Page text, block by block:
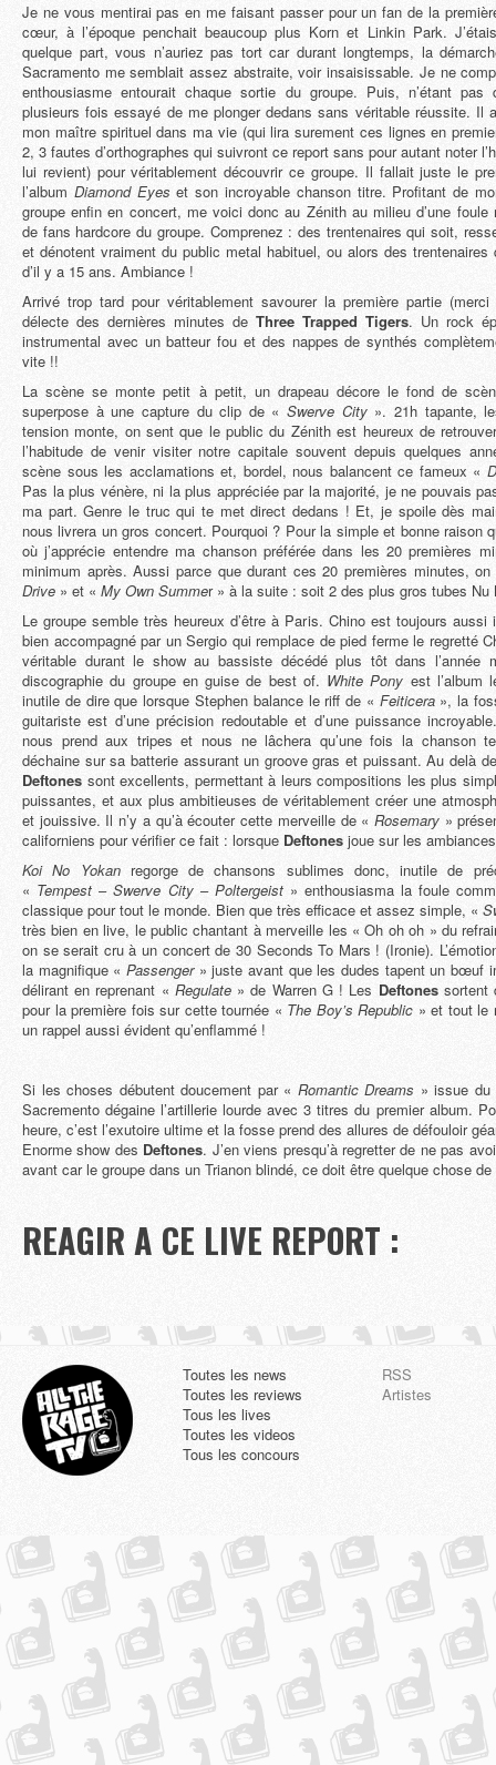
Je ne vous mentirai pas en me faisant passer pour un fan de la
cœur, à l’époque penchait beaucoup plus Korn et Linkin Park.
quelque part, vous n’auriez pas tort car durant longtemps, la
Sacramento me semblait assez abstraite, voir insaisissable. Je ne
enthousiasme entourait chaque sortie du groupe. Puis, n’étant pas
plusieurs fois essayé de me plonger dedans sans véritable réussite. Il
mon maître spirituel dans ma vie (qui lira surement ces lignes en
2, 3 fautes d’orthographes qui suivront ce report sans pour autant noter
lui revient) pour véritablement découvrir ce groupe. Il fallait juste le
l’album Diamond Eyes et son incroyable chanson titre. Profitant de
groupe enfin en concert, me voici donc au Zénith au milieu d’une foule
de fans hardcore du groupe. Comprenez : des trentenaires qui soit,
et dénotent vraiment du public metal habituel, ou alors des trentenaires
d’il y a 15 ans. Ambiance !
Arrivé trop tard pour véritablement savourer la première partie
délecte des dernières minutes de Three Trapped Tigers. Un rock
instrumental avec un batteur fou et des nappes de synthés
vite !!
La scène se monte petit à petit, un drapeau décore le fond de
superpose à une capture du clip de « Swerve City». 21h tapante,
tension monte, on sent que le public du Zénith est heureux de
l’habitude de venir visiter notre capitale souvent depuis quelques
scène sous les acclamations et, bordel, nous balancent ce fameux «
Pas la plus vénère, ni la plus appréciée par la majorité, je ne pouvais
ma part. Genre le truc qui te met direct dedans ! Et, je spoile dès
nous livrera un gros concert. Pourquoi ? Pour la simple et bonne raison
où j’apprécie entendre ma chanson préférée dans les 20 premières
minimum après. Aussi parce que durant ces 20 premières minutes,
Drive » et « My Own Summer » à la suite : soit 2 des plus gros tubes Nu
Le groupe semble très heureux d’être à Paris. Chino est toujours aussi
bien accompagné par un Sergio qui remplace de pied ferme le regretté
véritable durant le show au bassiste décédé plus tôt dans l’année
discographie du groupe en guise de best of. White Pony est l’album
inutile de dire que lorsque Stephen balance le riff de « Feiticera», la
guitariste est d’une précision redoutable et d’une puissance
nous prend aux tripes et nous ne lâchera qu’une fois la chanson
déchaine sur sa batterie assurant un groove gras et puissant. Au delà
Deftones sont excellents, permettant à leurs compositions les plus
puissantes, et aux plus ambitieuses de véritablement créer une
et jouissive. Il n’y a qu’à écouter cette merveille de « Rosemary »
californiens pour vérifier ce fait : lorsque Deftones joue sur les
Koi No Yokanregorge de chansons sublimes donc, inutile de
« Tempest –Swerve City– Poltergeist » enthousiasma la foule
classique pour tout le monde. Bien que très efficace et assez simple, «
très bien en live, le public chantant à merveille les « Oh oh oh » du
on se serait cru à un concert de 30 Seconds To Mars ! (Ironie).
la magnifique « Passenger» juste avant que les dudes tapent un bœuf
délirant en reprenant « Regulate» de Warren G ! Les Deftonessortent
pour la première fois sur cette tournée « The Boy’s Republic » et tout le
un rappel aussi évident qu’enflammé !
Si les choses débutent doucement par « Romantic Dreams » issue du
Sacremento dégaine l’artillerie lourde avec 3 titres du premier album.
heure, c’est l’exutoire ultime et la fosse prend des allures de défouloir
Enorme show des Deftones. J’en viens presqu’à regretter de ne pas
avant car le groupe dans un Trianon blindé, ce doit être quelque chose
REAGIR A CE LIVE REPORT :
Toutes les news
Toutes les reviews
Tous les lives
Toutes les videos
Tous les concours
RSS
Artistes